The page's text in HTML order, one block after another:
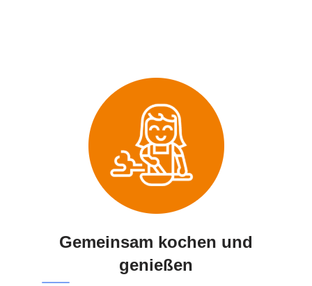
Gemeinsam kochen und
genießen